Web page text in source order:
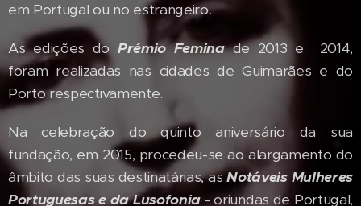
em Portugal ou no estrangeiro.
As edições do Prémio Feminade 2013 e 2014,
foram realizadas nas cidades de Guimarães e do
Porto respectivamente.
Na celebração do quinto aniversário da sua
fundação, em 2015, procedeu-se ao alargamento do
âmbito das suas destinatárias, asNotáveis Mulheres
Portuguesas e da Lusofonia - oriundas de Portugal,